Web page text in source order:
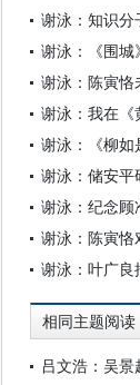
谢泳：知识分
谢泳：《围城
谢泳：陈寅恪
谢泳：我在《
谢泳：《柳如
谢泳：储安平
谢泳：陈寅恪
谢泳：叶广良
相同主题阅读